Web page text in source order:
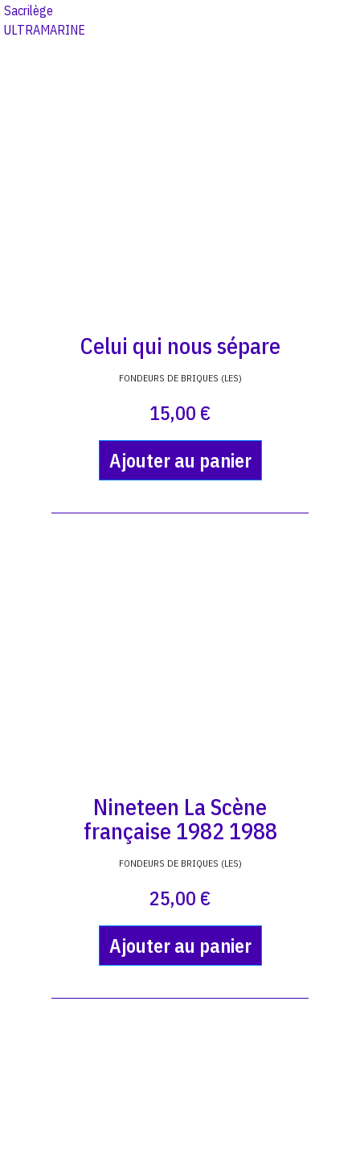
Sacrilège
ULTRAMARINE
Celui qui nous sépare
FONDEURS DE BRIQUES (LES)
15,00 €
Ajouter au panier
Nineteen La Scène
française 1982 1988
FONDEURS DE BRIQUES (LES)
25,00 €
Ajouter au panier